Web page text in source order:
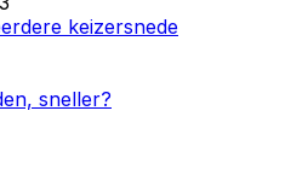
keizersnede
sneller?